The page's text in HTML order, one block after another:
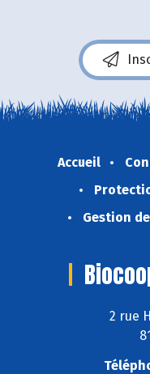
Accueil
Gestion
2 rue